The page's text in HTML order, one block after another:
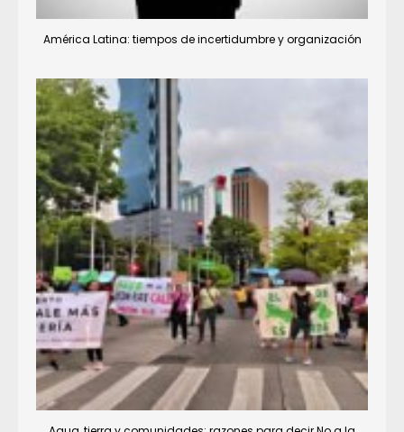
América Latina: tiempos de incertidumbre y organización